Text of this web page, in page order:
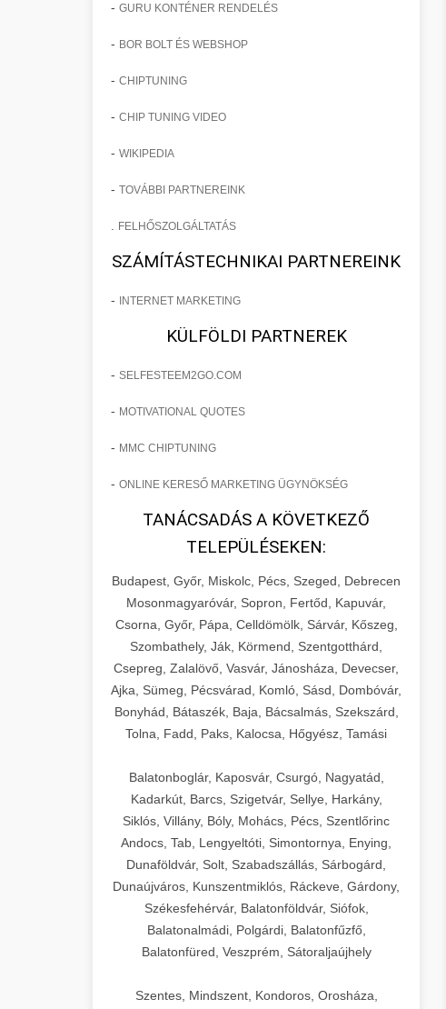
- GURU KONTÉNER RENDELÉS
- BOR BOLT ÉS WEBSHOP
- CHIPTUNING
- CHIP TUNING VIDEO
- WIKIPEDIA
- TOVÁBBI PARTNEREINK
FELHŐSZOLGÁLTATÁS
SZÁMÍTÁSTECHNIKAI PARTNEREINK
- INTERNET MARKETING
KÜLFÖLDI PARTNEREK
- SELFESTEEM2GO.COM
- MOTIVATIONAL QUOTES
- MMC CHIPTUNING
- ONLINE KERESŐ MARKETING ÜGYNÖKSÉG
TANÁCSADÁS A KÖVETKEZŐ
TELEPÜLÉSEKEN:
Budapest, Győr, Miskolc, Pécs, Szeged, Debrecen
Mosonmagyaróvár, Sopron, Fertőd, Kapuvár,
Csorna, Győr, Pápa, Celldömölk, Sárvár, Kőszeg,
Szombathely, Ják, Körmend, Szentgotthárd,
Csepreg, Zalalövő, Vasvár, Jánosháza, Devecser,
Ajka, Sümeg, Pécsvárad, Komló, Sásd, Dombóvár,
Bonyhád, Bátaszék, Baja, Bácsalmás, Szekszárd,
Tolna, Fadd, Paks, Kalocsa, Hőgyész, Tamási
Balatonboglár, Kaposvár, Csurgó, Nagyatád,
Kadarkút, Barcs, Szigetvár, Sellye, Harkány,
Siklós, Villány, Bóly, Mohács, Pécs, Szentlőrinc
Andocs, Tab, Lengyeltóti, Simontornya, Enying,
Dunaföldvár, Solt, Szabadszállás, Sárbogárd,
Dunaújváros, Kunszentmiklós, Ráckeve, Gárdony,
Székesfehérvár, Balatonföldvár, Siófok,
Balatonalmádi, Polgárdi, Balatonfűzfő,
Balatonfüred, Veszprém, Sátoraljaújhely
Szentes, Mindszent, Kondoros, Orosháza,